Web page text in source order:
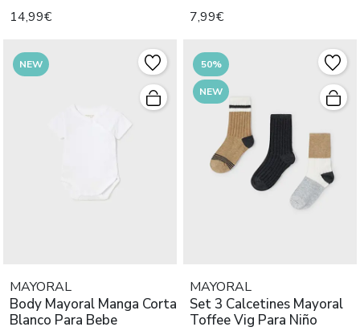
14,99€ 7,99€
NEW
MAYORAL
Body Mayoral Manga Corta
Blanco Para Bebe
50%
NEW
MAYORAL
Set 3 Calcetines Mayoral
Toffee Vig Para Niño